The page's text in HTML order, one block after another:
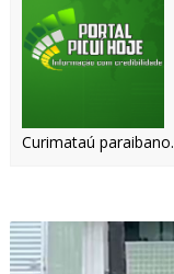
Curimataú paraibano.